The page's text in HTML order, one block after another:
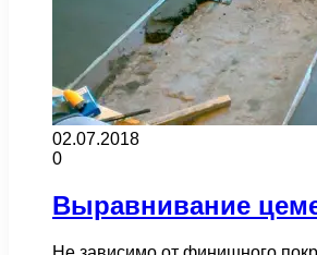
02.07.2018
0
Выравнивание